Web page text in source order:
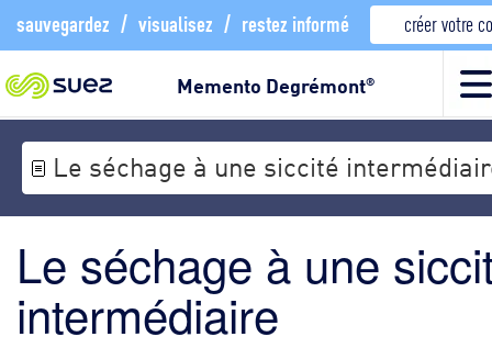
sauvegardez / visualisez / restez informé créer votre
Memento Degrémont®
Le séchage à une siccité
Le séchage à une
intermédiaire